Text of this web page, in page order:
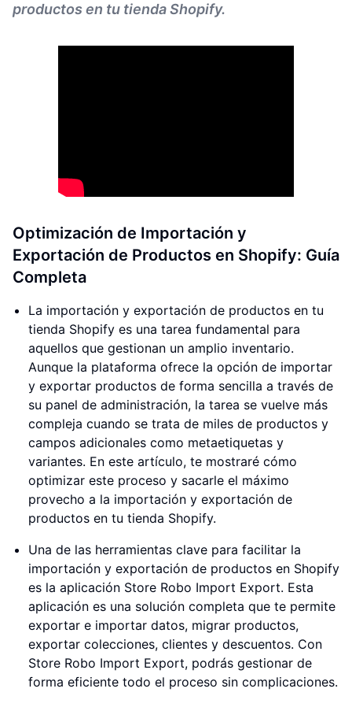
productos en tu tienda Shopify.
Optimización de Importación y
Exportación de Productos en Shopify: Guía
Completa
La importación y exportación de productos en tu
tienda Shopify es una tarea fundamental para
aquellos que gestionan un amplio inventario.
Aunque la plataforma ofrece la opción de importar
y exportar productos de forma sencilla a través de
su panel de administración, la tarea se vuelve más
compleja cuando se trata de miles de productos y
campos adicionales como metaetiquetas y
variantes. En este artículo, te mostraré cómo
optimizar este proceso y sacarle el máximo
provecho a la importación y exportación de
productos en tu tienda Shopify.
Una de las herramientas clave para facilitar la
importación y exportación de productos en Shopify
es la aplicación Store Robo Import Export. Esta
aplicación es una solución completa que te permite
exportar e importar datos, migrar productos,
exportar colecciones, clientes y descuentos. Con
Store Robo Import Export, podrás gestionar de
forma eficiente todo el proceso sin complicaciones.